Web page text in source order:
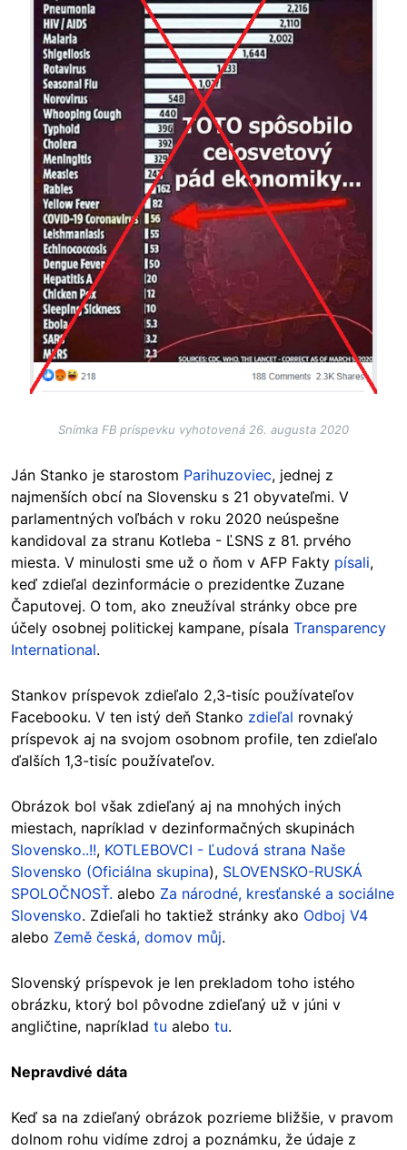
Snímka FB príspevku vyhotovená 26. augusta 2020
Ján Stanko je starostom Parihuzoviec, jednej z
najmenších obcí na Slovensku s 21 obyvateľmi. V
parlamentných voľbách v roku 2020 neúspešne
kandidoval za stranu Kotleba - ĽSNS z 81. prvého
miesta. V minulosti sme už o ňom v AFP Fakty písali,
keď zdieľal dezinformácie o prezidentke Zuzane
Čaputovej. O tom, ako zneužíval stránky obce pre
účely osobnej politickej kampane, písala Transparency
International.
Stankov príspevok zdieľalo 2,3-tisíc používateľov
Facebooku. V ten istý deň Stanko zdieľal rovnaký
príspevok aj na svojom osobnom profile, ten zdieľalo
ďalších 1,3-tisíc používateľov.
Obrázok bol však zdieľaný aj na mnohých iných
miestach, napríklad v dezinformačných skupinách
Slovensko..!!, KOTLEBOVCI - Ľudová strana Naše
Slovensko (Oficiálna skupina), SLOVENSKO-RUSKÁ
SPOLOČNOSŤ. alebo Za národné, kresťanské a sociálne
Slovensko. Zdieľali ho taktiež stránky ako Odboj V4
alebo Země česká, domov můj.
Slovenský príspevok je len prekladom toho istého
obrázku, ktorý bol pôvodne zdieľaný už v júni v
angličtine, napríklad tu alebo tu.
Nepravdivé dáta
Keď sa na zdieľaný obrázok pozrieme bližšie, v pravom
dolnom rohu vidíme zdroj a poznámku, že údaje z